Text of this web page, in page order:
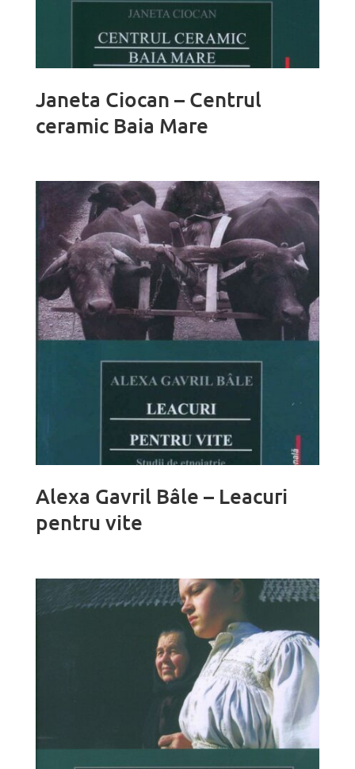
Janeta Ciocan – Centrul
ceramic Baia Mare
Alexa Gavril Bâle – Leacuri
pentru vite